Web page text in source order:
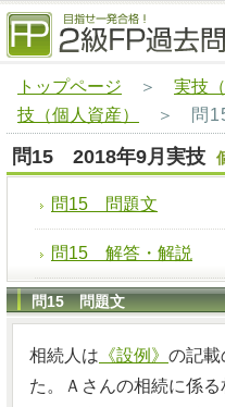
トップページ ＞ 実技
技（個人資産）
＞ 問
問15 2018年9月実技
問15 問題文
問15 解答・解説
問15 問題文
相続人は 《設例》 の記載
た。Ａさんの相続に係